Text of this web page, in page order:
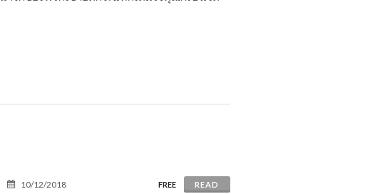
10/12/2018 FREE READ